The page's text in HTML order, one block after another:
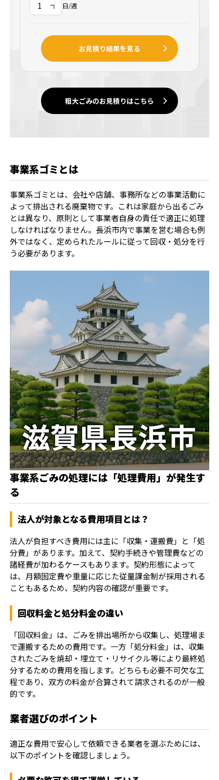
日/週
お見積り結果を見る
粗大ごみのお見積りはこちら
事業系ゴミとは
事業系ゴミとは、会社や店舗、事務所などの事業活動に
よって排出される廃棄物です。これは家庭から出るごみ
とは異なり、原則として事業者自身の責任で適正に処理
しなければなりません。長浜市内で事業を営む場合も例
外ではなく、定められたルールに従って回収・処分を行
う必要があります。
事業系ごみの処理には「処理費用」が発生す
る
法人が対象となる費用項目とは？
法人が負担すべき費用には主に「収集・運搬費」と「処
分費」があります。加えて、契約手続きや管理費などの
諸経費が加わるケースもあります。契約形態によって
は、月額固定費や重量に応じた従量課金制が採用される
こともあるため、契約内容の確認が重要です。
回収料金と処分料金の違い
「回収料金」は、ごみを排出場所から収集し、処理場ま
で運搬するための費用です。一方「処分料金」は、収集
されたごみを焼却・埋立て・リサイクル等により最終処
分するための費用を指します。どちらも必要不可欠な工
程であり、双方の料金が合算されて請求されるのが一般
的です。
業者選びのポイント
適正な費用で安心して依頼できる業者を選ぶためには、
以下のポイントを確認しましょう。